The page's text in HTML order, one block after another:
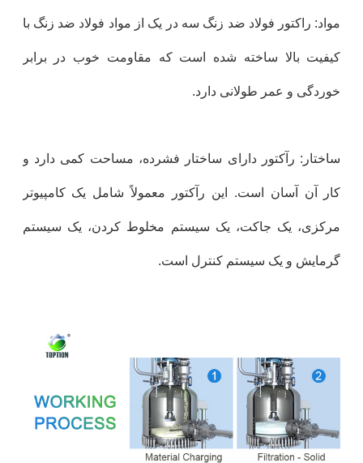
مواد: راکتور فولاد ضد زنگ سه در یک از مواد فولاد ضد زنگ با
کیفیت بالا ساخته شده است که مقاومت خوب در برابر
خوردگی و عمر طولانی دارد.
ساختار: رآکتور دارای ساختار فشرده، مساحت کمی دارد و
کار آن آسان است. این رآکتور معمولاً شامل یک کامپیوتر
مرکزی، یک جاکت، یک سیستم مخلوط کردن، یک سیستم
گرمایش و یک سیستم کنترل است.